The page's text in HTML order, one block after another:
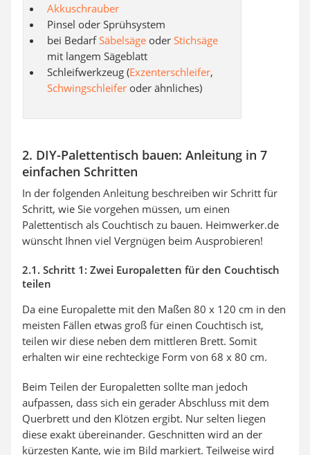
Akkuschrauber
Pinsel oder Sprühsystem
bei BedarfSäbelsäge oder Stichsäge
mit langem Sägeblatt
Schleifwerkzeug (Exzenterschleifer,
Schwingschleifer oder ähnliches)
2. DIY-Palettentisch bauen: Anleitung in 7
einfachen Schritten
In der folgenden Anleitung beschreiben wir Schritt für
Schritt, wie Sie vorgehen müssen, um einen
Palettentisch als Couchtisch zu bauen. Heimwerker.de
wünscht Ihnen viel Vergnügen beim Ausprobieren!
2.1. Schritt 1: Zwei Europaletten für den Couchtisch
teilen
Da eine Europalette mit den Maßen 80 x 120 cm in den
meisten Fällen etwas groß für einen Couchtisch ist,
teilen wir diese neben dem mittleren Brett. Somit
erhalten wir eine rechteckige Form von 68 x 80 cm.
Beim Teilen der Europaletten sollte man jedoch
aufpassen, dass sich ein gerader Abschluss mit dem
Querbrett und den Klötzen ergibt. Nur selten liegen
diese exakt übereinander. Geschnitten wird an der
kürzesten Kante, wie im Bild markiert. Teilweise wird